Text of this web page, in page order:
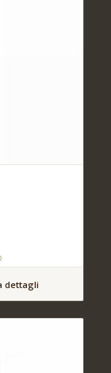
dettagli